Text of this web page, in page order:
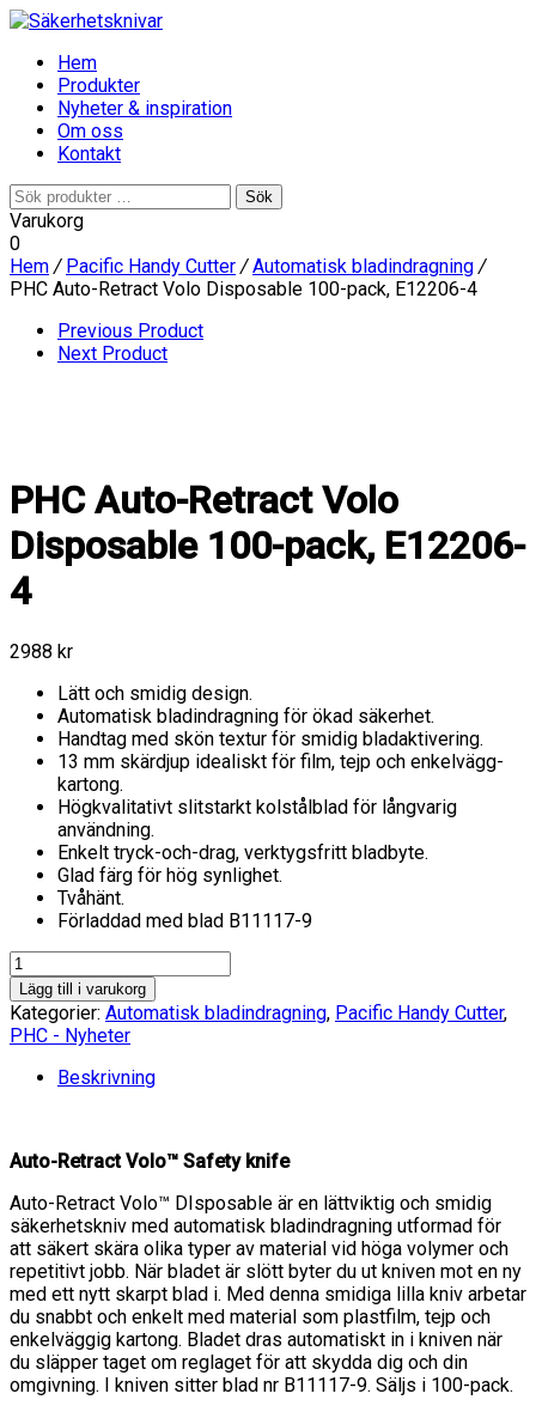
Hem
Produkter
Nyheter & inspiration
Om oss
Kontakt
Sök
efter:
Sök
Varukorg
0
Hem / Pacific Handy Cutter / Automatisk bladindragning /
PHC Auto-Retract Volo Disposable 100-pack, E12206-4
Previous Product
Next Product
PHC Auto-Retract Volo
Disposable 100-pack, E12206-
4
2988 kr
Lätt och smidig design.
Automatisk bladindragning för ökad säkerhet.
Handtag med skön textur för smidig bladaktivering.
13 mm skärdjup idealiskt för film, tejp och enkelvägg-
kartong.
Högkvalitativt slitstarkt kolstålblad för långvarig
användning.
Enkelt tryck-och-drag, verktygsfritt bladbyte.
Glad färg för hög synlighet.
Tvåhänt.
Förladdad med blad B11117-9
PHC
Auto-
Retract
Volo
Disposable
100-
mängd
Lägg till i varukorg
Kategorier: Automatisk bladindragning, Pacific Handy Cutter,
PHC - Nyheter
Beskrivning
Auto-Retract Volo™ Safety knife
Auto-Retract Volo™ DIsposable är en lättviktig och smidig
säkerhetskniv med automatisk bladindragning utformad för
att säkert skära olika typer av material vid höga volymer och
repetitivt jobb. När bladet är slött byter du ut kniven mot en ny
med ett nytt skarpt blad i. Med denna smidiga lilla kniv arbetar
du snabbt och enkelt med material som plastfilm, tejp och
enkelväggig kartong. Bladet dras automatiskt in i kniven när
du släpper taget om reglaget för att skydda dig och din
omgivning. I kniven sitter blad nr B11117-9. Säljs i 100-pack.